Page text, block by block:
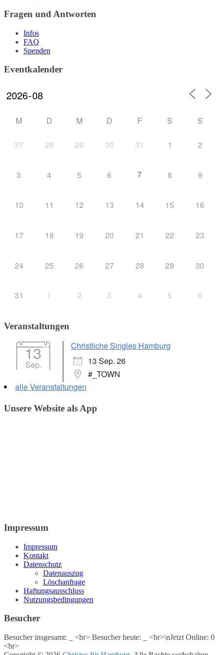
Fragen und Antworten
Infos
FAQ
Spenden
Eventkalender
M D M D F S S
27 28 29 30 31 1 2
3 4 5 6 7 8 9
10 11 12 13 14 15 16
17 18 19 20 21 22 23
24 25 26 27 28 29 30
31 1 2 3 4 5 6
Veranstaltungen
13
Sep.
Christliche Singles Hamburg
13 Sep. 26
#_TOWN
alle Veranstaltungen
Unsere Website als App
Impressum
Impressum
Kontakt
Datenschutz
Datenauszug
Löschanfrage
Haftungsausschluss
Nutzungsbedingungen
Besucher
Besucher insgesamt: <br> Besucher heute:
<br>\nJetzt Online: 0
<br>